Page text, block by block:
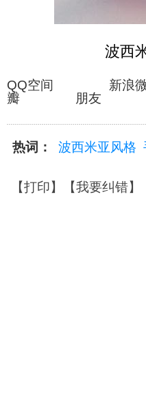
波西
QQ空间 新
瓣 朋友 开
热词： 波西米亚风格
【打印】【我要纠错】